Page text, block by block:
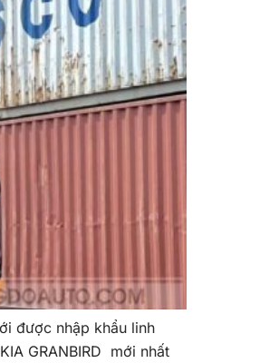
được nhập khẩu linh
GRANBIRD mới nhất